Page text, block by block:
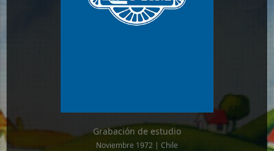
Grabación de estudio
Noviembre 1972 | Chile